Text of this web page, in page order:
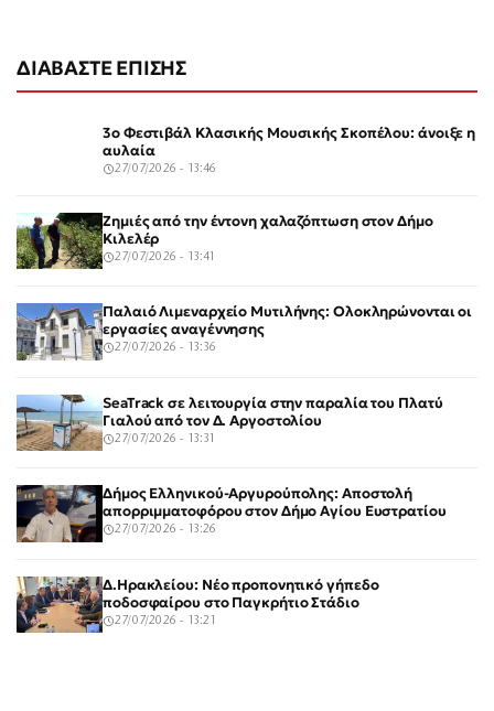
ΔΙΑΒΑΣΤΕ ΕΠΙΣΗΣ
3ο Φεστιβάλ Κλασικής Μουσικής Σκοπέλου: άνοιξε η
αυλαία
27/07/2026 - 13:46
Ζημιές από την έντονη χαλαζόπτωση στον Δήμο
Κιλελέρ
27/07/2026 - 13:41
Παλαιό Λιμεναρχείο Μυτιλήνης: Ολοκληρώνονται οι
εργασίες αναγέννησης
27/07/2026 - 13:36
SeaTrack σε λειτουργία στην παραλία του Πλατύ
Γιαλού από τον Δ. Αργοστολίου
27/07/2026 - 13:31
Δήμος Ελληνικού-Αργυρούπολης: Αποστολή
απορριμματοφόρου στον Δήμο Αγίου Ευστρατίου
27/07/2026 - 13:26
Δ.Ηρακλείου: Νέο προπονητικό γήπεδο
ποδοσφαίρου στο Παγκρήτιο Στάδιο
27/07/2026 - 13:21